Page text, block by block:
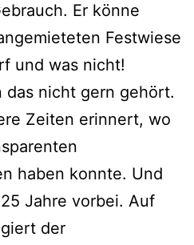
Er könne
Festwiese
und was nicht!
das nicht gern gehört.
Zeiten erinnert, wo
haben konnte. Und
Jahre vorbei. Auf
der